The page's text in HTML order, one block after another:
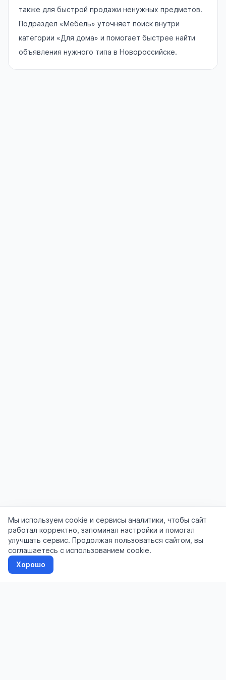
также для быстрой продажи ненужных предметов.
Подраздел «Мебель» уточняет поиск внутри
категории «Для дома» и помогает быстрее найти
объявления нужного типа в Новороссийске.
Мы используем cookie и сервисы аналитики, чтобы сайт
работал корректно, запоминал настройки и помогал
улучшать сервис. Продолжая пользоваться сайтом, вы
соглашаетесь с использованием cookie.
Хорошо